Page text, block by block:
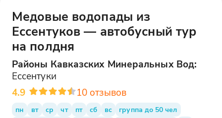
Медовые водопады из
Ессентуков — автобусный тур
на полдня
Районы Кавказских Минеральных Вод:
Ессентуки
4.9
10 отзывов
пн вт ср чт пт сб вс
группа до 50 чел